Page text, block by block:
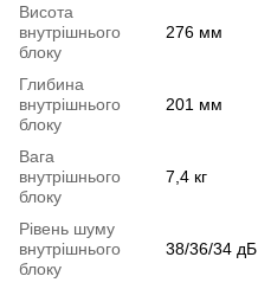
Висота
внутрішнього
блоку
276 мм
Глибина
внутрішнього
блоку
201 мм
Вага
внутрішнього
блоку
7,4 кг
Рівень шуму
внутрішнього
блоку
38/36/34 дБ